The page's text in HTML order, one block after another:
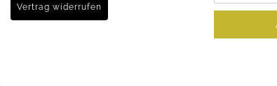
Vertrag widerrufen